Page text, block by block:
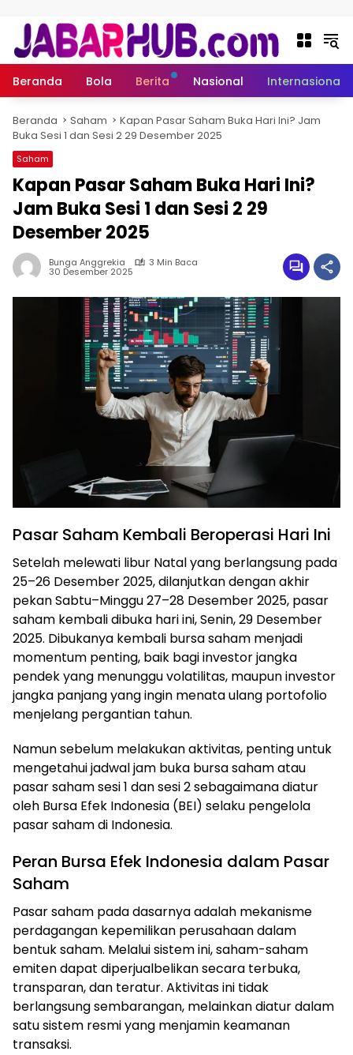
Beranda Bola Berita Nasional Internasional
Beranda Saham
Kapan Pasar Saham Buka Hari Ini? Jam
Buka Sesi 1 dan Sesi 2 29 Desember 2025
Saham
Kapan Pasar Saham Buka Hari Ini?
Jam Buka Sesi 1 dan Sesi 2 29
Desember 2025
Bunga Anggrekia 3 Min Baca
30 Desember 2025
Pasar Saham Kembali Beroperasi Hari Ini
Setelah melewati libur Natal yang berlangsung pada
25–26 Desember 2025, dilanjutkan dengan akhir
pekan Sabtu–Minggu 27–28 Desember 2025, pasar
saham kembali dibuka hari ini, Senin, 29 Desember
2025. Dibukanya kembali bursa saham menjadi
momentum penting, baik bagi investor jangka
pendek yang menunggu volatilitas, maupun investor
jangka panjang yang ingin menata ulang portofolio
menjelang pergantian tahun.
Namun sebelum melakukan aktivitas, penting untuk
mengetahui jadwal jam buka bursa saham atau
pasar saham sesi 1 dan sesi 2 sebagaimana diatur
oleh Bursa Efek Indonesia (BEI) selaku pengelola
pasar saham di Indonesia.
Peran Bursa Efek Indonesia dalam Pasar
Saham
Pasar saham pada dasarnya adalah mekanisme
perdagangan kepemilikan perusahaan dalam
bentuk saham. Melalui sistem ini, saham-saham
emiten dapat diperjualbelikan secara terbuka,
transparan, dan teratur. Aktivitas ini tidak
berlangsung sembarangan, melainkan diatur dalam
satu sistem resmi yang menjamin keamanan
transaksi.